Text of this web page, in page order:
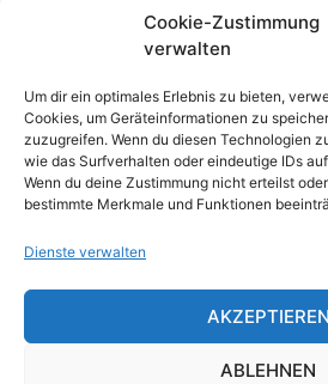
Cookie-Zustimmung
verwalten
Um dir ein optimales Erlebnis zu bieten,
Cookies, um Geräteinformationen zu
zuzugreifen. Wenn du diesen Technologien
wie das Surfverhalten oder eindeutige IDs
Wenn du deine Zustimmung nicht erteilst
bestimmte Merkmale und Funktionen
Dienste verwalten
AKZEPTIEREN
ABLEHNEN
Impressum Datenschutz|